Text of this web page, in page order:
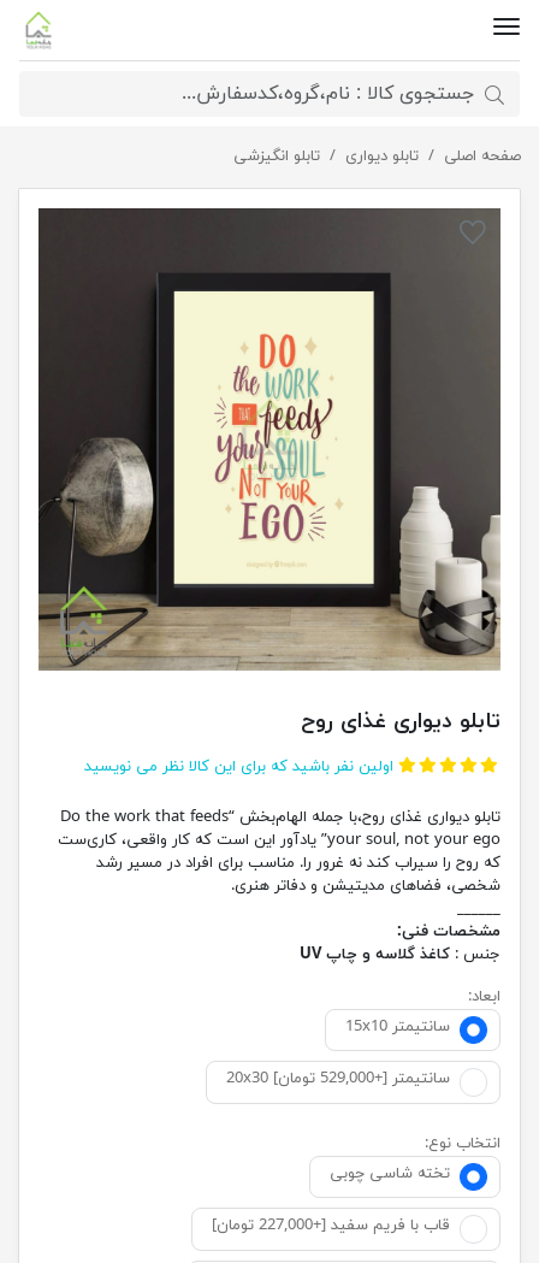
صفحه اصلی تابلو دیواری تابلو انگیزشی تابلو دیواری غذای روح
تابلو دیواری غذای روح
اولین نفر باشید که برای این کالا نظر می نویسید
تابلو دیواری غذای روح،با جمله الهام‌بخش “Do the work that feeds
your soul, not your ego” یادآور این است که کار واقعی، کاری‌ست
که روح را سیراب کند نه غرور را. مناسب برای افراد در مسیر رشد
شخصی، فضاهای مدیتیشن و دفاتر هنری.
______
مشخصات فنی:
جنس : کاغذ گلاسه و چاپ UV
ابعاد:
15x10 سانتیمتر
20x30 سانتیمتر [+529,000 تومان]
انتخاب نوع:
تخته شاسی چوبی
قاب با فریم سفید [+227,000 تومان]